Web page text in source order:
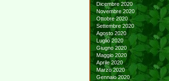
Dicembre 2020
Novembre 2020
Ottobre 2020
Settembre 2020
Agosto 2020
Luglio 2020
Giugno 2020
Maggio 2020
Aprile 2020
Marzo 2020
Gennaio 2020